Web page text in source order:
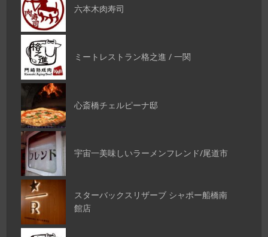
六本木肉寿司
ミートレストラン格之進 / 一関
心斎橋チェルピーナ邸
宇宙一美味しいラーメンフレンド/尾道市
スターバックスリザーブ シャポー船橋南
館店